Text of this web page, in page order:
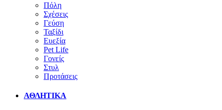
Πόλη
Σχέσεις
Γεύση
Ταξίδι
Ευεξία
Pet Life
Γονείς
Στυλ
Προτάσεις
ΑΘΛΗΤΙΚΑ